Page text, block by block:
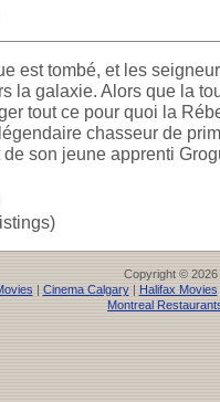
est tombé, et les
la galaxie. Alors que la
tout ce pour quoi la
chasseur de
son jeune apprenti
Copyright © 2026
| Cinema Calgary| Halifax Movies
Montreal